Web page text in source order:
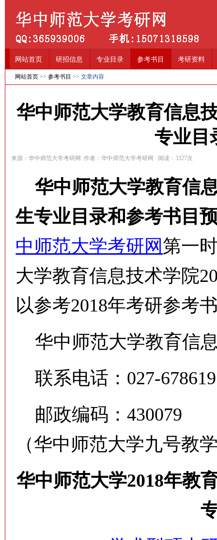
网站首页 研招信息 专业目录 参考书目 考研资料
网站首页 >> 参考书目 >> 文章内容
华中师范大学教育信息
专业目
来源：华中师范大学考研网 作者：华中师范大学考研网 阅读： 3327次
华中师范大学教育信
生专业目录和参考书目
中师范大学考研网第一
大学教育信息技术学院
以参考2018年考研参考
华中师范大学教育信
联系电话：027-
邮政编码：430079
（华中师范大学九号教
华中师范大学2018年教